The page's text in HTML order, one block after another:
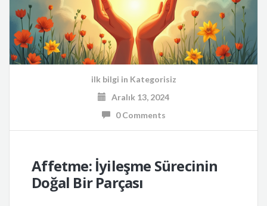
ilk bilgi in Kategorisiz
Aralık 13, 2024
0 Comments
Affetme: İyileşme Sürecinin
Doğal Bir Parçası